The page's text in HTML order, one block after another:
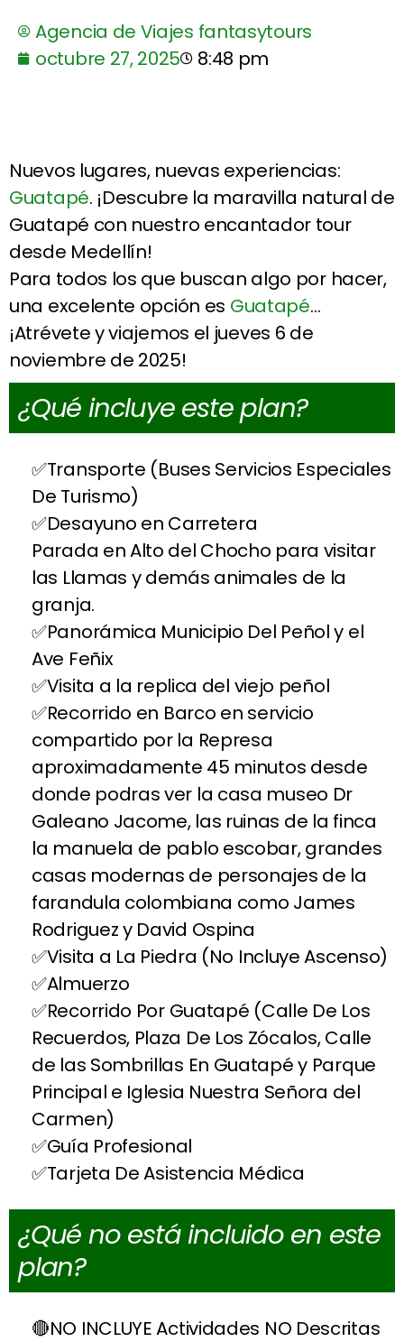
Agencia de Viajes fantasytours
octubre 27, 2025
8:48 pm
Nuevos lugares, nuevas experiencias:
Guatapé. ¡Descubre la maravilla natural de
Guatapé con nuestro encantador tour
desde Medellín!
Para todos los que buscan algo por hacer,
una excelente opción es Guatapé…
¡Atrévete y viajemos el jueves 6 de
noviembre de 2025!
¿Qué incluye este plan?
Transporte (Buses Servicios Especiales
De Turismo)
Desayuno en Carretera
Parada en Alto del Chocho para visitar
las Llamas y demás animales de la
granja.
Panorámica Municipio Del Peñol y el
Ave Feñix
Visita a la replica del viejo peñol
Recorrido en Barco en servicio
compartido por la Represa
aproximadamente 45 minutos desde
donde podras ver la casa museo Dr
Galeano Jacome, las ruinas de la finca
la manuela de pablo escobar, grandes
casas modernas de personajes de la
farandula colombiana como James
Rodriguez y David Ospina
Visita a La Piedra (No Incluye Ascenso)
Almuerzo
Recorrido Por Guatapé (Calle De Los
Recuerdos, Plaza De Los Zócalos, Calle
de las Sombrillas En Guatapé y Parque
Principal e Iglesia Nuestra Señora del
Carmen)
Guía Profesional
Tarjeta De Asistencia Médica
¿Qué no está incluido en este
plan?
NO INCLUYE Actividades NO Descritas